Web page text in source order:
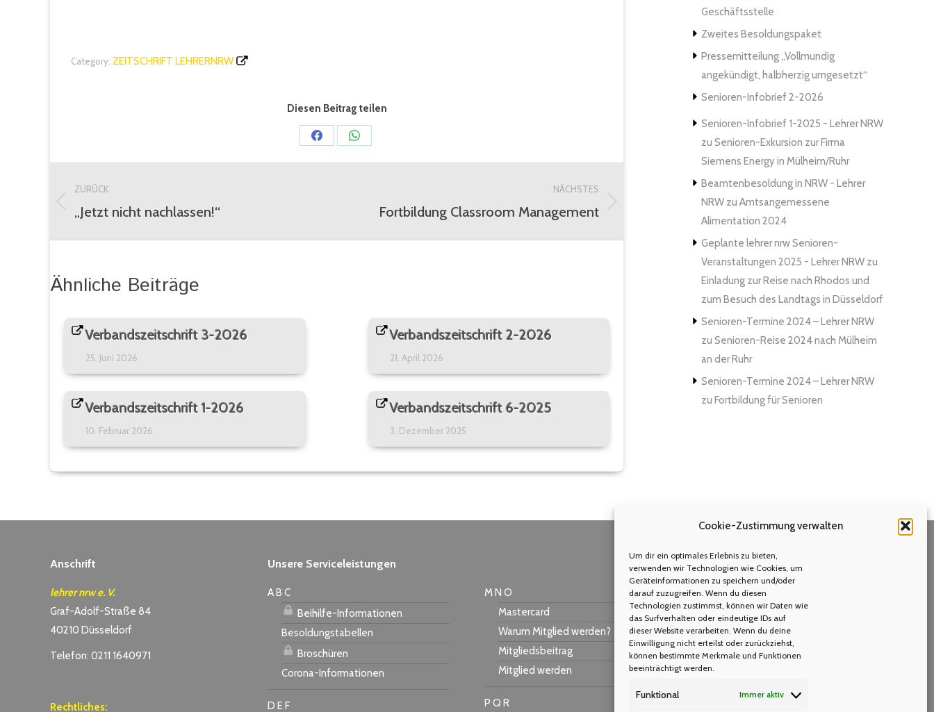
Cookie-Zustimmung verwalten
Um dir ein optimales Erlebnis zu bieten,
verwenden wir Technologien wie Cookies, um
Geräteinformationen zu speichern und/oder
darauf zuzugreifen. Wenn du diesen
Technologien zustimmst, können wir Daten wie
das Surfverhalten oder eindeutige IDs auf
dieser Website verarbeiten. Wenn du deine
Einwilligung nicht erteilst oder zurückziehst,
können bestimmte Merkmale und Funktionen
beeinträchtigt werden.
Funktional Immer aktiv
Category: ZEITSCHRIFT LEHRERNRW
Diesen Beitrag teilen
Share
on
Share
on
Kommentarnavigation
ZURÜCK
Vorheriger
„Jetzt nicht nachlassen!“
NÄCHSTES
Nächster
Fortbildung Classroom Management
Ähnliche Beiträge
Verbandszeitschrift 3-2026
25. Juni 2026
Verbandszeitschrift 2-2026
21. April 2026
Verbandszeitschrift 1-2026
10. Februar 2026
Verbandszeitschrift 6-2025
3. Dezember 2025
Geschäftsstelle
Zweites Besoldungspaket
Pressemitteilung „Vollmundig
angekündigt, halbherzig umgesetzt“
Senioren-Infobrief 2-2026
Senioren-Infobrief 1-2025 - Lehrer NRW
zu Senioren-Exkursion zur Firma
Siemens Energy in Mülheim/Ruhr
Beamtenbesoldung in NRW - Lehrer
NRW zu Amtsangemessene
Alimentation 2024
Geplante lehrer nrw Senioren-
Veranstaltungen 2025 - Lehrer NRW zu
Einladung zur Reise nach Rhodos und
zum Besuch des Landtags in Düsseldorf
Senioren-Termine 2024 – Lehrer NRW
zu Senioren-Reise 2024 nach Mülheim
an der Ruhr
Senioren-Termine 2024 – Lehrer NRW
zu Fortbildung für Senioren
Anschrift
lehrer nrw e. V.
Graf-Adolf-Straße 84
40210 Düsseldorf
Telefon: 0211 1640971
Rechtliches:
Unsere Serviceleistungen
A B C
Beihilfe-Informationen
Besoldungstabellen
Broschüren
Corona-Informationen
D E F
M N O
Mastercard
Warum Mitglied werden?
Mitgliedsbeitrag
Mitglied werden
P Q R
Volltextsuche
Search: